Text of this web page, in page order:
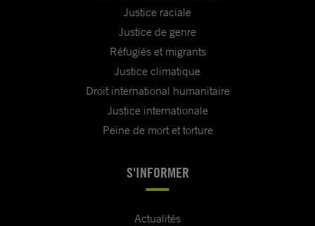
Justice raciale
Justice de genre
Réfugiés et migrants
Justice climatique
Droit international humanitaire
Justice internationale
Peine de mort et torture
S'INFORMER
Actualités